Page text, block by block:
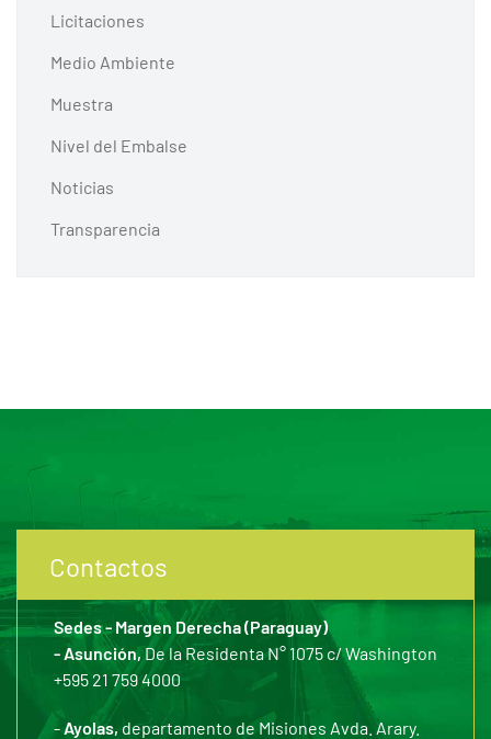
Licitaciones
Medio Ambiente
Muestra
Nivel del Embalse
Noticias
Transparencia
Contactos
Sedes - Margen Derecha (Paraguay)
- Asunción,De la Residenta N° 1075 c/ Washington
+595 21 759 4000
- Ayolas, departamento de Misiones Avda. Arary.